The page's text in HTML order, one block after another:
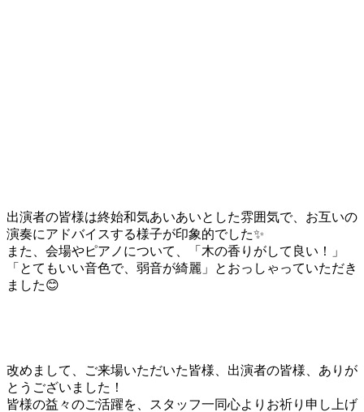
出演者の皆様は終始和気あいあいとした雰囲気で、お互いの
演奏にアドバイスする様子が印象的でした✨
また、会場やピアノについて、「木の香りがして良い！」
「とてもいい音色で、弱音が綺麗」とおっしゃっていただき
ました😊
改めまして、ご来場いただいた皆様、出演者の皆様、ありが
とうございました！
皆様の益々のご活躍を、スタッフ一同心よりお祈り申し上げ